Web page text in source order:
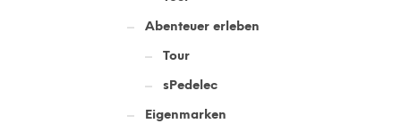
Abenteuer erleben
Tour
sPedelec
Eigenmarken